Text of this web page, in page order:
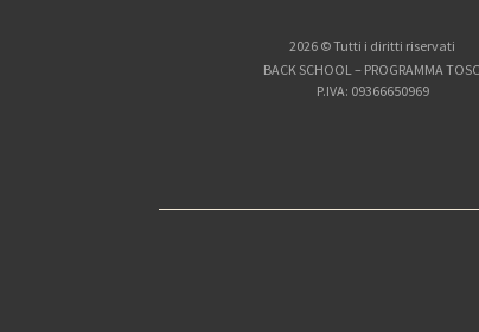
2026 © Tutti i diritti riservati
BACK SCHOOL – PROGRAMMA
P.IVA: 09366650969